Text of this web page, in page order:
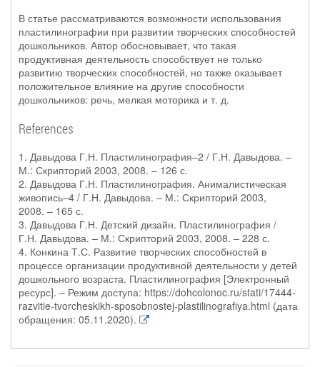
В статье рассматриваются возможности использования
пластилинографии при развитии творческих способностей
дошкольников. Автор обосновывает, что такая
продуктивная деятельность способствует не только
развитию творческих способностей, но также оказывает
положительное влияние на другие способности
дошкольников: речь, мелкая моторика и т. д.
References
1. Давыдова Г.Н. Пластилинография–2 / Г.Н. Давыдова. –
М.: Скрипторий 2003, 2008. – 126 с.
2. Давыдова Г.Н. Пластилинография. Анималистическая
живопись–4 / Г.Н. Давыдова. – М.: Скрипторий 2003,
2008. – 165 с.
3. Давыдова Г.Н. Детский дизайн. Пластилинография /
Г.Н. Давыдова. – М.: Скрипторий 2003, 2008. – 228 с.
4. Конкина Т.С. Развитие творческих способностей в
процессе организации продуктивной деятельности у детей
дошкольного возраста. Пластилинография [Электронный
ресурс]. – Режим доступа: https://dohcolonoc.ru/stati/17444-
razvitie-tvorcheskikh-sposobnostej-plastilinografiya.html (дата
обращения: 05.11.2020).